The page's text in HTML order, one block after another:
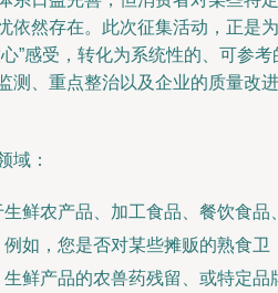
依然存在。此次征集活动，正是为
”感受，转化为系统性的、可参考
测、重点整治以及企业的质量改进
域：
生鲜农产品、加工食品、餐饮食品
如，您是否对某些摊贩的熟食卫
鲜产品的农兽药残留、或特定品